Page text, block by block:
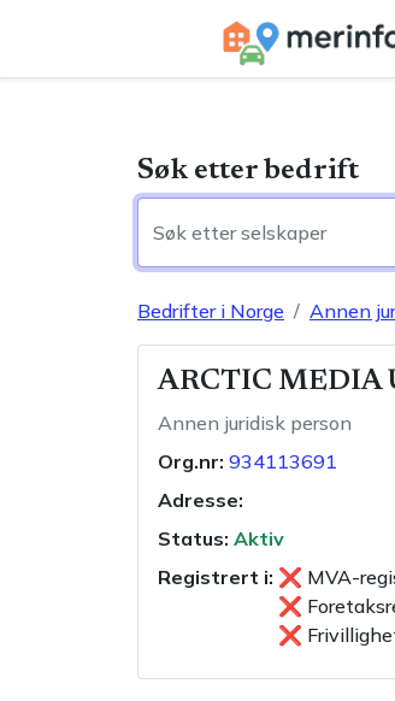
Søk etter bedrift
Bedrifter i Norge Annen
ARCTIC MEDIA
Annen juridisk person
Org.nr: 934113691
Adresse:
Status: Aktiv
Registrert i: ❌ MVA-
❌
❌